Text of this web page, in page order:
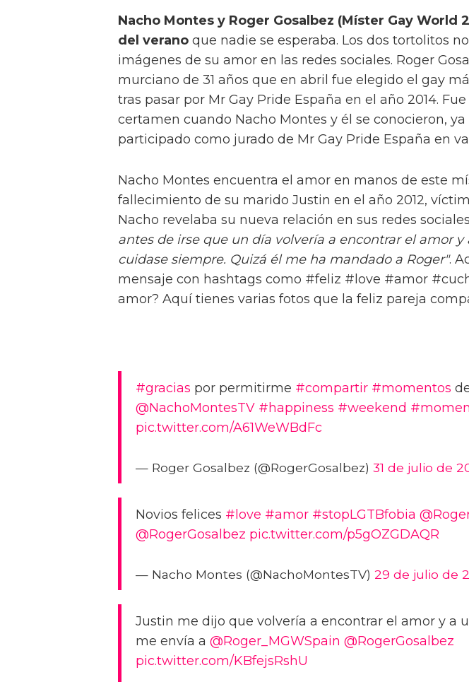
Nacho Montes y Roger Gosalbez (Míster Gay World
del verano que nadie se esperaba. Los dos tortolitos
imágenes de su amor en las redes sociales. Roger
murciano de 31 años que en abril fue elegido el gay
tras pasar por Mr Gay Pride España en el año 2014.
certamen cuando Nacho Montes y él se conocieron, ya
participado como jurado de Mr Gay Pride España en
Nacho Montes encuentra el amor en manos de este
fallecimiento de su marido Justin en el año 2012,
Nacho revelaba su nueva relación en sus redes
antes de irse que un día volvería a encontrar el amor
cuidase siempre. Quizá él me ha mandado a Roger".
mensaje con hashtags como #feliz #love #amor
amor? Aquí tienes varias fotos que la feliz pareja
#gracias por permitirme #compartir #momentos
@NachoMontesTV #happiness #weekend
pic.twitter.com/A61WeWBdFc
— Roger Gosalbez (@RogerGosalbez) 31 de julio de
Novios felices #love #amor #stopLGTBfobia
@RogerGosalbez pic.twitter.com/p5gOZGDAQR
— Nacho Montes (@NachoMontesTV) 29 de julio de
Justin me dijo que volvería a encontrar el amor y a
me envía a @Roger_MGWSpain @RogerGosalbez
pic.twitter.com/KBfejsRshU